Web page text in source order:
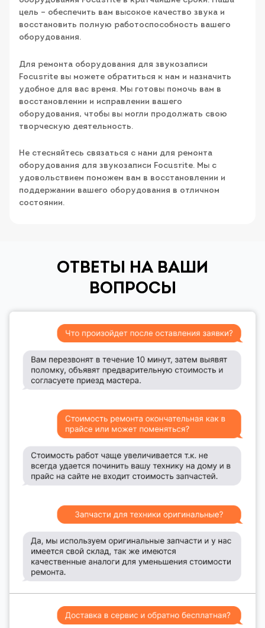
цель – обеспечить вам высокое качество звука и
восстановить полную работоспособность вашего
оборудования.
Для ремонта оборудования для звукозаписи
Focusrite вы можете обратиться к нам и назначить
удобное для вас время. Мы готовы помочь вам в
восстановлении и исправлении вашего
оборудования, чтобы вы могли продолжать свою
творческую деятельность.
Не стесняйтесь связаться с нами для ремонта
оборудования для звукозаписи Focusrite. Мы с
удовольствием поможем вам в восстановлении и
поддержании вашего оборудования в отличном
состоянии.
ОТВЕТЫ НА ВАШИ
ВОПРОСЫ